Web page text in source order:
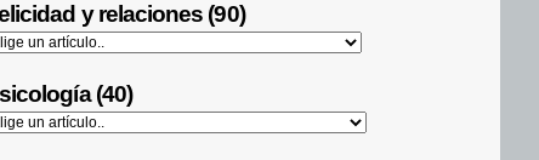
y relaciones (90)
(40)